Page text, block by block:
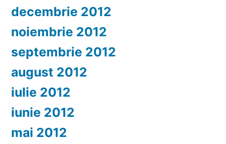
decembrie 2012
noiembrie 2012
septembrie 2012
august 2012
iulie 2012
iunie 2012
mai 2012